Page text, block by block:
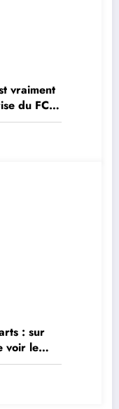
vraiment
du FC
: sur
voir le